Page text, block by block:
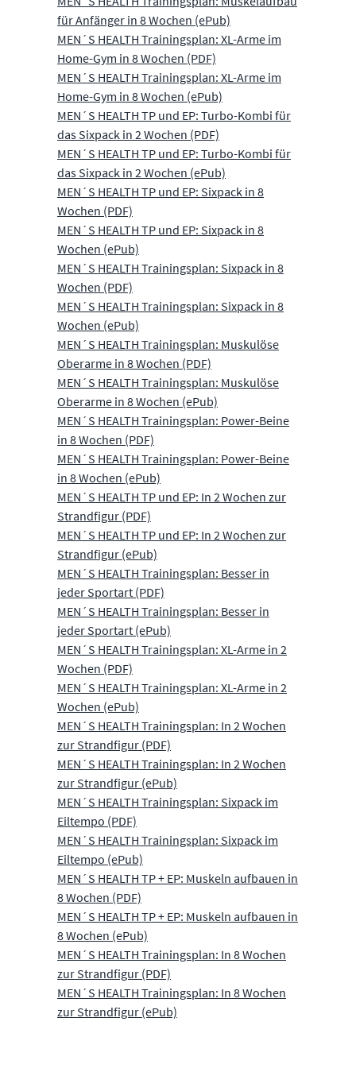
für Anfänger in 8 Wochen (ePub)
MEN´S HEALTH Trainingsplan: XL-Arme im
Home-Gym in 8 Wochen (PDF)
MEN´S HEALTH Trainingsplan: XL-Arme im
Home-Gym in 8 Wochen (ePub)
MEN´S HEALTH TP und EP: Turbo-Kombi für
das Sixpack in 2 Wochen (PDF)
MEN´S HEALTH TP und EP: Turbo-Kombi für
das Sixpack in 2 Wochen (ePub)
MEN´S HEALTH TP und EP: Sixpack in 8
Wochen (PDF)
MEN´S HEALTH TP und EP: Sixpack in 8
Wochen (ePub)
MEN´S HEALTH Trainingsplan: Sixpack in 8
Wochen (PDF)
MEN´S HEALTH Trainingsplan: Sixpack in 8
Wochen (ePub)
MEN´S HEALTH Trainingsplan: Muskulöse
Oberarme in 8 Wochen (PDF)
MEN´S HEALTH Trainingsplan: Muskulöse
Oberarme in 8 Wochen (ePub)
MEN´S HEALTH Trainingsplan: Power-Beine
in 8 Wochen (PDF)
MEN´S HEALTH Trainingsplan: Power-Beine
in 8 Wochen (ePub)
MEN´S HEALTH TP und EP: In 2 Wochen zur
Strandfigur (PDF)
MEN´S HEALTH TP und EP: In 2 Wochen zur
Strandfigur (ePub)
MEN´S HEALTH Trainingsplan: Besser in
jeder Sportart (PDF)
MEN´S HEALTH Trainingsplan: Besser in
jeder Sportart (ePub)
MEN´S HEALTH Trainingsplan: XL-Arme in 2
Wochen (PDF)
MEN´S HEALTH Trainingsplan: XL-Arme in 2
Wochen (ePub)
MEN´S HEALTH Trainingsplan: In 2 Wochen
zur Strandfigur (PDF)
MEN´S HEALTH Trainingsplan: In 2 Wochen
zur Strandfigur (ePub)
MEN´S HEALTH Trainingsplan: Sixpack im
Eiltempo (PDF)
MEN´S HEALTH Trainingsplan: Sixpack im
Eiltempo (ePub)
MEN´S HEALTH TP + EP: Muskeln aufbauen in
8 Wochen (PDF)
MEN´S HEALTH TP + EP: Muskeln aufbauen in
8 Wochen (ePub)
MEN´S HEALTH Trainingsplan: In 8 Wochen
zur Strandfigur (PDF)
MEN´S HEALTH Trainingsplan: In 8 Wochen
zur Strandfigur (ePub)